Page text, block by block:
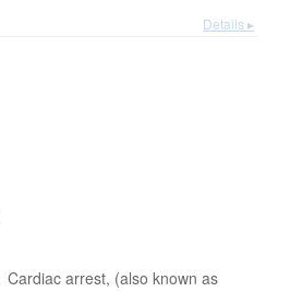
Details ▸
Cardiac arrest, (also known as